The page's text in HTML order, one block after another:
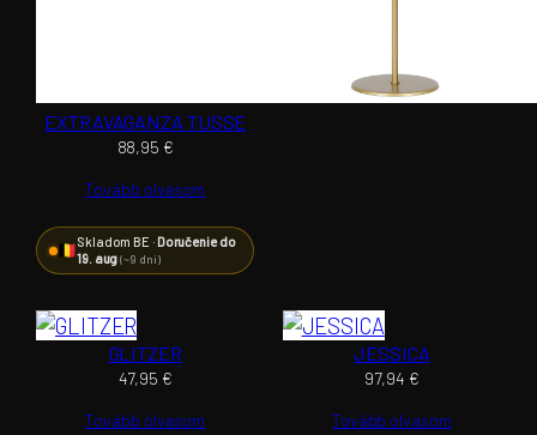
EXTRAVAGANZA TUSSE
88,95 €
Tovább olvasom
Skladom BE · Doručenie do
19. aug(~9 dní)
GLITZER
47,95 €
Tovább olvasom
JESSICA
97,94 €
Tovább olvasom